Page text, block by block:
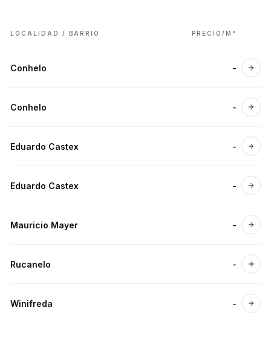
LOCALIDAD / BARRIO PRECIO/M²
Conhelo - Ver
Conhelo - Ver
Eduardo Castex - Ver
Eduardo Castex - Ver
Mauricio Mayer - Ver
Rucanelo - Ver
Winifreda - Ver